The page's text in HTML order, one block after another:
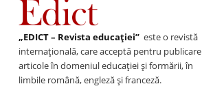
„EDICT – Revista educației” este o revistă
internațională, care acceptă pentru publicare
articole în domeniul educației și formării, în
limbile română, engleză și franceză.